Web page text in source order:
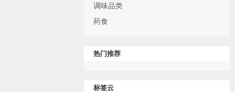
调味品类
药食
热门推荐
标签云